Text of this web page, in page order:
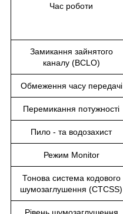
Час роботи
Замикання зайнятого
каналу (BCLO)
Обмеження часу передачі
Перемикання потужності
Пило - та водозахист
Режим Monitor
Тонова система кодового
шумозаглушення (CTCSS)
Рівень шумозаглушення